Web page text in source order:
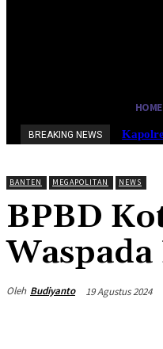
HOME
BREAKING NEWS
BANTEN MEGAPOLITAN NEWS
BPBD
Oleh Budiyanto 19 Agustus 2024